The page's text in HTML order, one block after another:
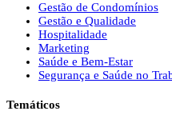
Gestão de Condomínios
Gestão e Qualidade
Hospitalidade
Marketing
Saúde e Bem-Estar
Segurança e Saúde no
Temáticos